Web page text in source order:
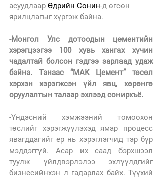
асуудлаар Өдрийн Сонин-д өгсөн
ярилцлагыг хүргэж байна.
-Монгол Улс дотоодын цементийн
хэрэгцээгээ 100 хувь хангах хүчин
чадалтай болсон гэдгээ зарлаад удаж
байна. Танаас “МАК Цемент” төсөл
хэрхэн хэрэгжсэн үйл явц, хөрөнгө
оруулалтын талаар эхлээд сонирхъё.
-Үндэсний хэмжээний томоохон
төслийг хэрэгжүүлэхэд ямар процесс
явагддагийг ер нь хэрэглэгчид тэр бүр
мэддэггүй. Асар их саад бэрхшээл
туулж үйлдвэрлэлээ эхлүүлдгийг
бизнесийнхэн л гадарлах байх. Түүхий